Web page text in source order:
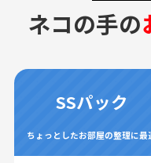
ネコの手の
SSパック
ちょっとしたお部屋の整理に最